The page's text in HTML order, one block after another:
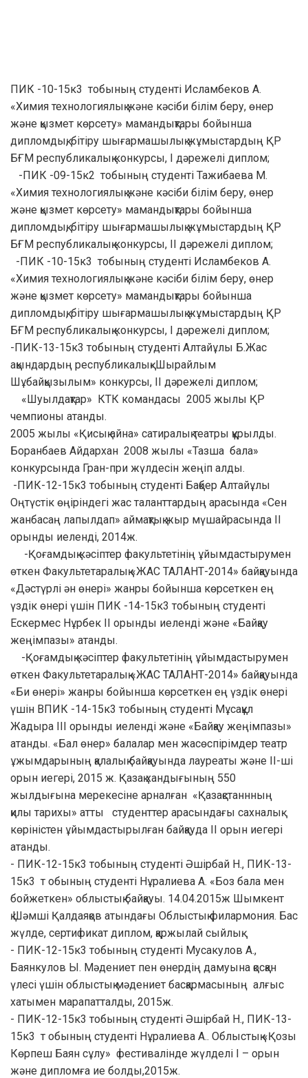
ПИК -10-15к3 тобының студенті Исламбеков А.
«Химия технологиялық және кәсіби білім беру, өнер
және қызмет көрсету» мамандықтары бойынша
дипломдық, бітіру шығармашылық жұмыстардың ҚР
БҒМ республикалық конкурсы, І дәрежелі диплом;
-ПИК -09-15к2 тобының студенті Тажибаева М.
«Химия технологиялық және кәсіби білім беру, өнер
және қызмет көрсету» мамандықтары бойынша
дипломдық, бітіру шығармашылық жұмыстардың ҚР
БҒМ республикалық конкурсы, ІІ дәрежелі диплом;
-ПИК -10-15к3 тобының студенті Исламбеков А.
«Химия технологиялық және кәсіби білім беру, өнер
және қызмет көрсету» мамандықтары бойынша
дипломдық, бітіру шығармашылық жұмыстардың ҚР
БҒМ республикалық конкурсы, І дәрежелі диплом;
-ПИК-13-15к3 тобының студенті Алтайұлы Б.Жас
ақындардың республикалық«Шырайлым
Шұбайқызылым» конкурсы, ІІ дәрежелі диплом;
«Шуылдақтар» КТК командасы 2005 жылы ҚР
чемпионы атанды.
2005 жылы «Қисық айна» сатиралық театры құрылды.
Боранбаев Айдархан 2008 жылы «Тазша бала»
конкурсында Гран-при жүлдесін жеңіп алды.
-ПИК-12-15к3 тобының студенті Бақбер Алтайұлы
Оңтүстік өңіріндегі жас таланттардың арасында «Сен
жанбасаң лапылдап» аймақтық жыр мүшайрасында II
орынды иеленді, 2014ж.
-Қоғамдық кәсіптер факультетінің ұйымдастырумен
өткен Факультетаралық «ЖАС ТАЛАНТ-2014» байқауында
«Дәстүрлі ән өнері» жанры бойынша көрсеткен ең
үздік өнері үшін ПИК -14-15к3 тобының студенті
Ескермес Нұрбек II орынды иеленді және «Байқау
жеңімпазы» атанды.
-Қоғамдық кәсіптер факультетінің ұйымдастырумен
өткен Факультетаралық «ЖАС ТАЛАНТ-2014» байқауында
«Би өнері» жанры бойынша көрсеткен ең үздік өнері
үшін ВПИК -14-15к3 тобының студенті Мұсақұл
Жадыра III орынды иеленді және «Байқау жеңімпазы»
атанды. «Бал өнер» балалар мен жасөспірімдер театр
ұжымдарының қалалық байқауында лауреаты және ІІ-ші
орын иегері, 2015 ж. Қазақ хандығының 550
жылдығына мерекесіне арналған «Қазақстаннның
қилы тарихы» атты студенттер арасындағы сахналық
көріністен ұйымдастырылған байқауда ІІ орын иегері
атанды.
- ПИК-12-15к3 тобының студенті Әшірбай Н., ПИК-13-
15к3 т обының студенті Нұралиева А. «Боз бала мен
бойжеткен» облыстық байқауы. 14.04.2015ж Шымкент
қ.Шәмші Қалдаяқов атындағы Облыстық филармония. Бас
жүлде, сертификат диплом, қаржылай сыйлық.
- ПИК-12-15к3 тобының студенті Мусакулов А.,
Баянкулов Ы. Мәдениет пен өнердің дамуына қосқан
үлесі үшін облыстық мәдениет басқармасының алғыс
хатымен марапатталды, 2015ж.
- ПИК-12-15к3 тобының студенті Әшірбай Н., ПИК-13-
15к3 т обының студенті Нұралиева А.. Облыстық «Қозы
Көрпеш Баян сұлу» фестивалінде жүлделі І – орын
және дипломға ие болды,2015ж.